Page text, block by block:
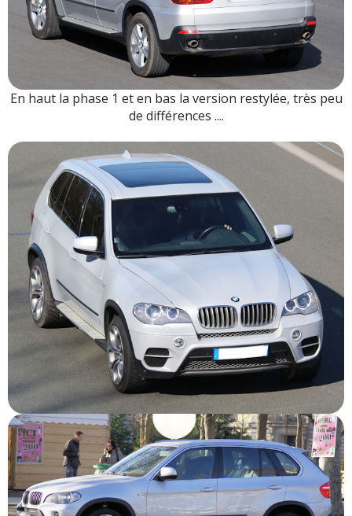
En haut la phase 1 et en bas la version restylée, très peu
de différences ....